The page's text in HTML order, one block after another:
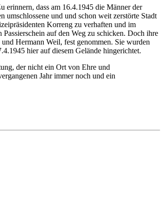
erinnern, dass am 16.4.1945 die Männer der
und und schon weit zerstörte Stadt
Korreng zu verhaften und im
auf den Weg zu schicken. Doch ihre
Hermann Weil, fest genommen. Sie wurden
hier auf diesem Gelände hingerichtet.
der nicht ein Ort von Ehre und
Jahr immer noch und ein